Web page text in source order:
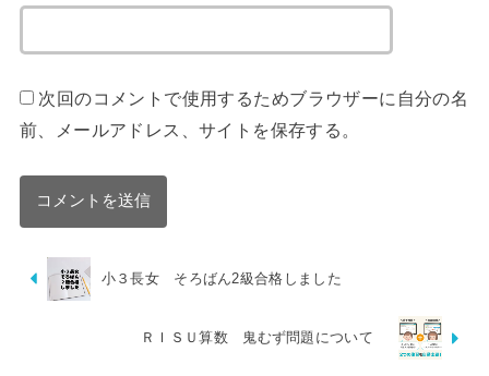
次回のコメントで使用するためブラウザーに自分の名
前、メールアドレス、サイトを保存する。
小３長女 そろばん2級合格しました
ＲＩＳＵ算数 鬼むず問題について